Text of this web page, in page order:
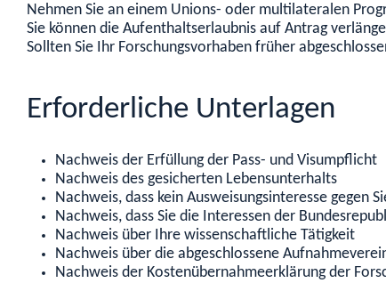
Nehmen Sie an einem Unions- oder multilateralen
Sie können die Aufenthaltserlaubnis auf Antrag
Sollten Sie Ihr Forschungsvorhaben früher
Erforderliche Unterlagen
Nachweis der Erfüllung der Pass- und Visumpflicht
Nachweis des gesicherten Lebensunterhalts
Nachweis, dass kein Ausweisungsinteresse gegen
Nachweis, dass Sie die Interessen der
Nachweis über Ihre wissenschaftliche Tätigkeit
Nachweis über die abgeschlossene
Nachweis der Kostenübernahmeerklärung der